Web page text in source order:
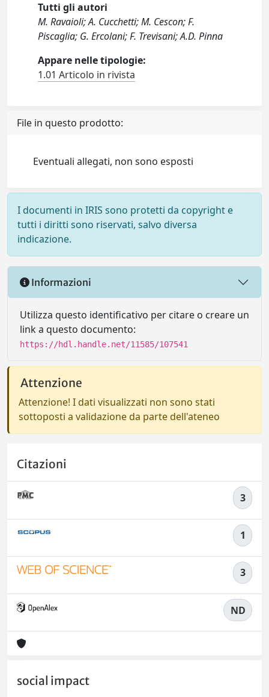
Tutti gli autori
M. Ravaioli; A. Cucchetti; M. Cescon; F.
Piscaglia; G. Ercolani; F. Trevisani; A.D. Pinna
Appare nelle tipologie:
1.01 Articolo in rivista
File in questo prodotto:
Eventuali allegati, non sono esposti
I documenti in IRIS sono protetti da copyright e
tutti i diritti sono riservati, salvo diversa
indicazione.
Informazioni
Utilizza questo identificativo per citare o creare un
link a questo documento:
https://hdl.handle.net/11585/107541
Attenzione
Attenzione! I dati visualizzati non sono stati
sottoposti a validazione da parte dell'ateneo
Citazioni
3
1
3
ND
social impact